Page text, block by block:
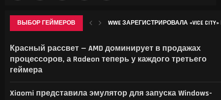
ВЫБОР ГЕЙМЕРОВ WWE ЗАРЕГИСТРИРОВАЛА «VICE
Красный рассвет — AMD доминирует в продажах
процессоров, а Radeon теперь у каждого третьего
геймера
Xiaomi представила эмулятор для запуска Windows-